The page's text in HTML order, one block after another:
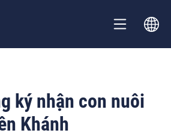
ký nhận con nuôi
Khánh